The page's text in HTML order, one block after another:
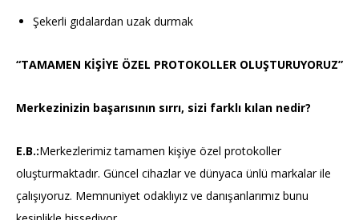
Şekerli gıdalardan uzak durmak
“TAMAMEN KİŞİYE ÖZEL PROTOKOLLER OLUŞTURUYORUZ”
Merkezinizin başarısının sırrı, sizi farklı kılan nedir?
E.B.:Merkezlerimiz tamamen kişiye özel protokoller
oluşturmaktadır. Güncel cihazlar ve dünyaca ünlü markalar ile
çalışıyoruz. Memnuniyet odaklıyız ve danışanlarımız bunu